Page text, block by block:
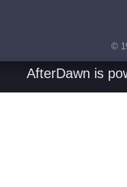
©
AfterDawn is